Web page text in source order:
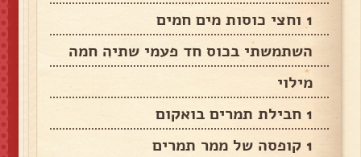
1 וחצי כוסות מים חמים
השתמשתי בכוס חד פעמי שתיה חמה
מילוי
1 חבילת תמרים בואקום
1 קופסה של ממר תמרים